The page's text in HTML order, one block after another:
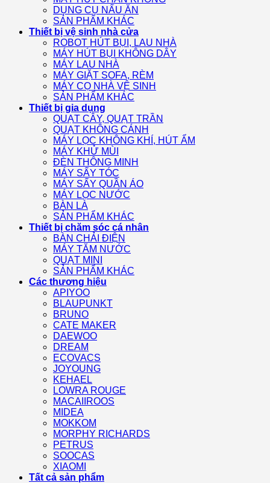
DỤNG CỤ NẤU ĂN
SẢN PHẨM KHÁC
Thiết bị vệ sinh nhà cửa
ROBOT HÚT BỤI, LAU NHÀ
MÁY HÚT BỤI KHÔNG DÂY
MÁY LAU NHÀ
MÁY GIẶT SOFA, RÈM
MÁY CỌ NHÀ VỆ SINH
SẢN PHẨM KHÁC
Thiết bị gia dụng
QUẠT CÂY, QUẠT TRẦN
QUẠT KHÔNG CÁNH
MÁY LỌC KHÔNG KHÍ, HÚT ẨM
MÁY KHỬ MÙI
ĐÈN THÔNG MINH
MÁY SẤY TÓC
MÁY SẤY QUẦN ÁO
MÁY LỌC NƯỚC
BÀN LÀ
SẢN PHẨM KHÁC
Thiết bị chăm sóc cá nhân
BÀN CHẢI ĐIỆN
MÁY TĂM NƯỚC
QUẠT MINI
SẢN PHẨM KHÁC
Các thương hiệu
APIYOO
BLAUPUNKT
BRUNO
CATE MAKER
DAEWOO
DREAM
ECOVACS
JOYOUNG
KEHAEL
LOWRA ROUGE
MACAIIROOS
MIDEA
MOKKOM
MORPHY RICHARDS
PETRUS
SOOCAS
XIAOMI
Tất cả sản phẩm